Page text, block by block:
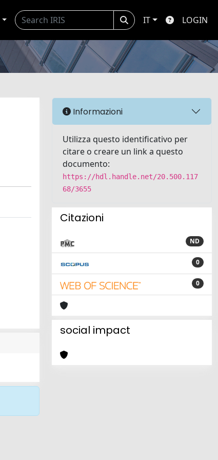
IT LOGIN
Informazioni
Utilizza questo identificativo per
citare o creare un link a questo
documento:
https://hdl.handle.net/20.500.117
68/3655
Citazioni
ND
0
0
social impact